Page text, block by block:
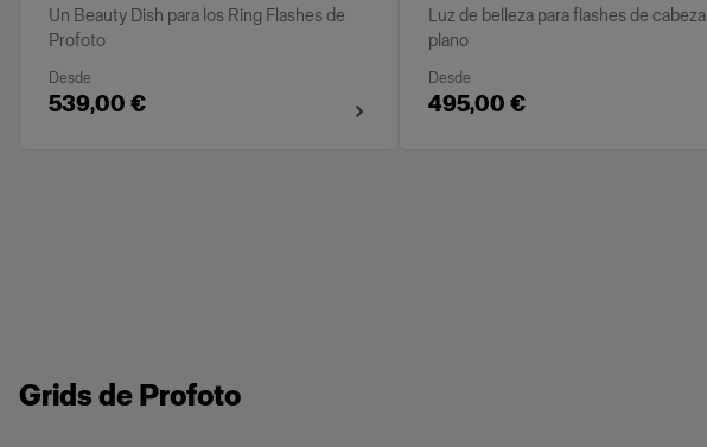
Un Beauty Dish para los Ring Flashes de
Profoto
Desde
539,00 €
Luz de belleza para flashes de cabezal
plano
Desde
495,00 €
Grids de Profoto